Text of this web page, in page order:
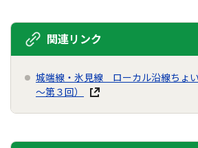
関連リンク
城端線・氷見線 ローカル沿線ちょ
～第３回）